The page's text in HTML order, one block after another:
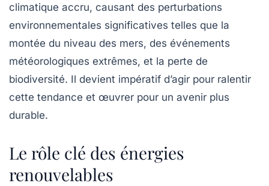
climatique accru, causant des perturbations
environnementales significatives telles que la
montée du niveau des mers, des événements
météorologiques extrêmes, et la perte de
biodiversité. Il devient impératif d’agir pour ralentir
cette tendance et œuvrer pour un avenir plus
durable.
Le rôle clé des énergies
renouvelables